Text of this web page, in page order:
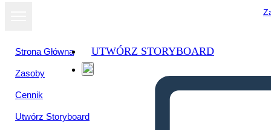
Strona Główna
Zasoby
Cennik
Utwórz Storyboard
UTWÓRZ STORYBOARD
Wyświetl jako
pokaz slajdów